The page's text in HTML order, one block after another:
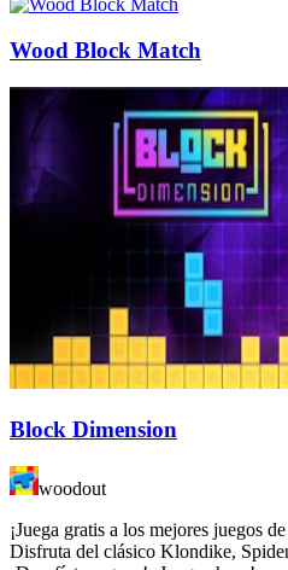
Wood Block Match
Block Dimension
woodout
¡Juega gratis a los mejores juegos
Disfruta del clásico Klondike,